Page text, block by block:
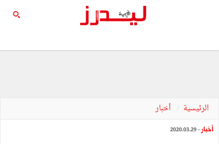
الرئيسية أخبار
أخبار - 2020.03.29